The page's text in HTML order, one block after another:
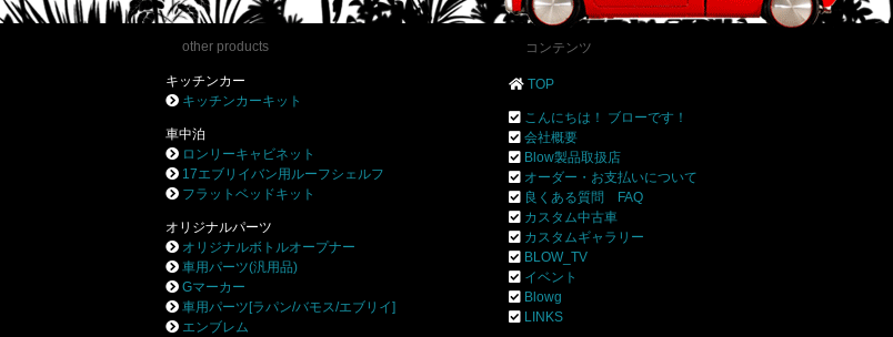
other products
キッチンカー
キッチンカーキット
車中泊
ロンリーキャビネット
17エブリイバン用ルーフシェルフ
フラットベッドキット
オリジナルパーツ
オリジナルボトルオープナー
車用パーツ(汎用品)
Gマーカー
車用パーツ[ラパン/バモス/エブリイ]
エンブレム
コンテンツ
TOP
こんにちは！ ブローです！
会社概要
Blow製品取扱店
オーダー・お支払いについて
良くある質問 FAQ
カスタム中古車
カスタムギャラリー
BLOW_TV
イベント
Blowg
LINKS